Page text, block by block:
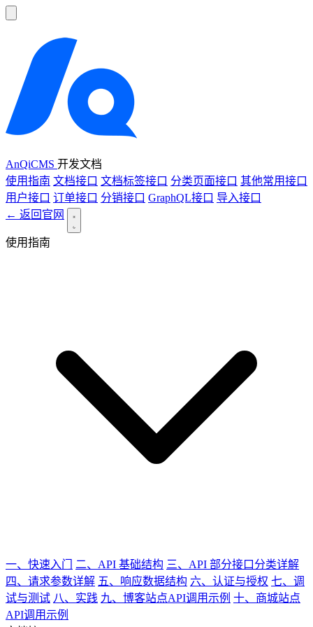
AnQiCMS 开发文档
使用指南 文档接口 文档标签接口 分类页面接口 其他常用接口
用户接口 订单接口 分销接口 GraphQL接口 导入接口
← 返回官网
使用指南
一、快速入门 二、API 基础结构 三、API 部分接口分类详解
四、请求参数详解 五、响应数据结构 六、认证与授权 七、调
试与测试 八、实践 九、博客站点API调用示例 十、商城站点
API调用示例